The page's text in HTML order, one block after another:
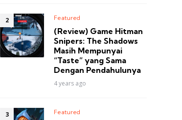
Featured
(Review) Game Hitman
Snipers: The Shadows
Masih Mempunyai
“Taste” yang Sama
Dengan Pendahulunya
4 years ago
Featured